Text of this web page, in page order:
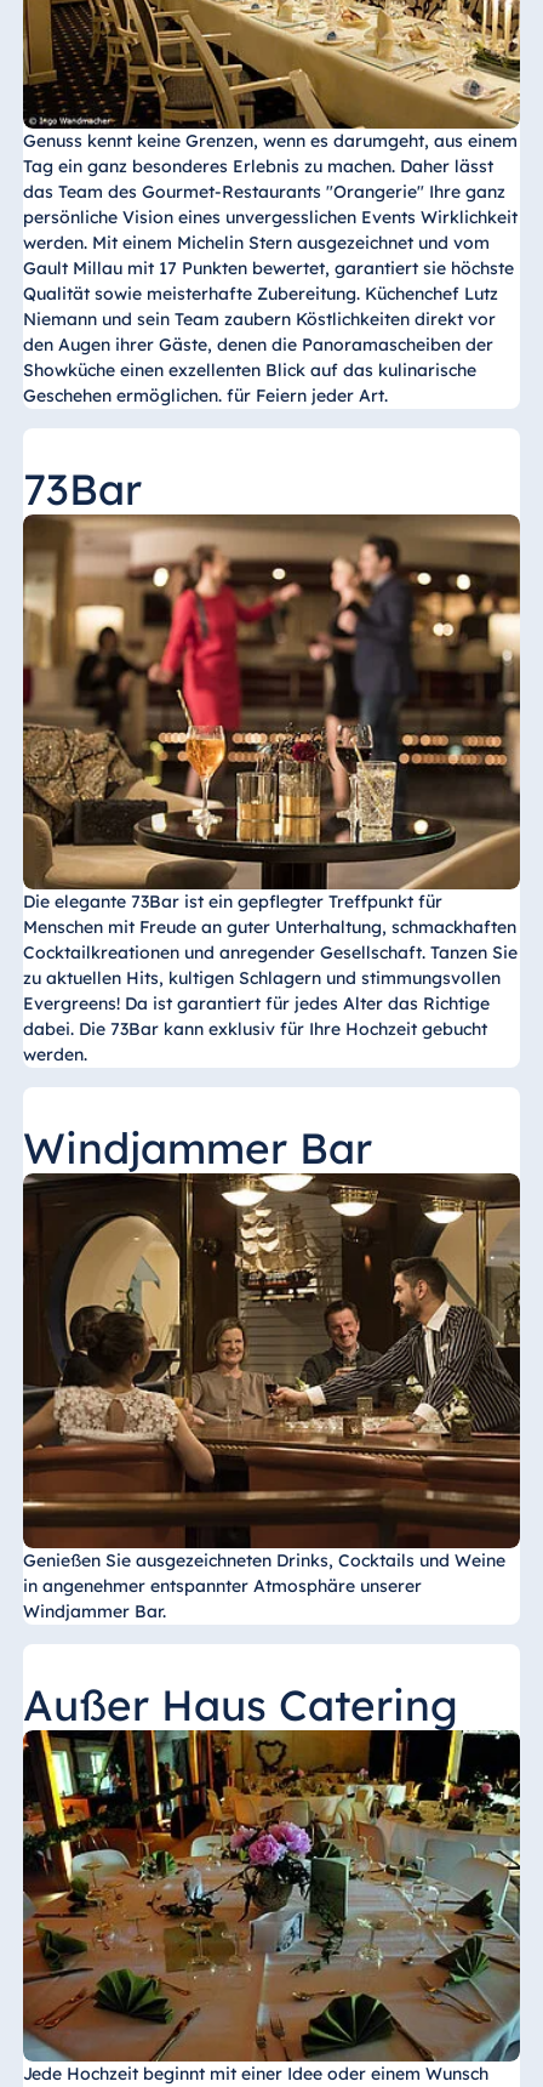
Genuss kennt keine Grenzen, wenn es darumgeht, aus einem
Tag ein ganz besonderes Erlebnis zu machen. Daher lässt
das Team des Gourmet-Restaurants "Orangerie" Ihre ganz
persönliche Vision eines unvergesslichen Events Wirklichkeit
werden. Mit einem Michelin Stern ausgezeichnet und vom
Gault Millau mit 17 Punkten bewertet, garantiert sie höchste
Qualität sowie meisterhafte Zubereitung. Küchenchef Lutz
Niemann und sein Team zaubern Köstlichkeiten direkt vor
den Augen ihrer Gäste, denen die Panoramascheiben der
Showküche einen exzellenten Blick auf das kulinarische
Geschehen ermöglichen. für Feiern jeder Art.
73Bar
Die elegante 73Bar ist ein gepﬂegter Treffpunkt für
Menschen mit Freude an guter Unterhaltung, schmackhaften
Cocktailkreationen und anregender Gesellschaft. Tanzen Sie
zu aktuellen Hits, kultigen Schlagern und stimmungsvollen
Evergreens! Da ist garantiert für jedes Alter das Richtige
dabei. Die 73Bar kann exklusiv für Ihre Hochzeit gebucht
werden.
Windjammer Bar
Genießen Sie ausgezeichneten Drinks, Cocktails und Weine
in angenehmer entspannter Atmosphäre unserer
Windjammer Bar.
Außer Haus Catering
Jede Hochzeit beginnt mit einer Idee oder einem Wunsch